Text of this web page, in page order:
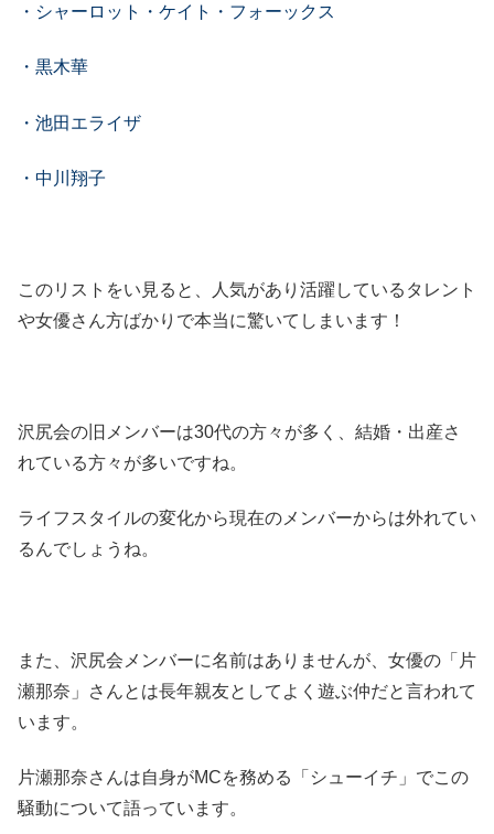
・シャーロット・ケイト・フォーックス
・黒木華
・池田エライザ
・中川翔子
このリストをい見ると、人気があり活躍しているタレント
や女優さん方ばかりで本当に驚いてしまいます！
沢尻会の旧メンバーは30代の方々が多く、結婚・出産さ
れている方々が多いですね。
ライフスタイルの変化から現在のメンバーからは外れてい
るんでしょうね。
また、沢尻会メンバーに名前はありませんが、女優の「片
瀬那奈」さんとは長年親友としてよく遊ぶ仲だと言われて
います。
片瀬那奈さんは自身がMCを務める「シューイチ」でこの
騒動について語っています。